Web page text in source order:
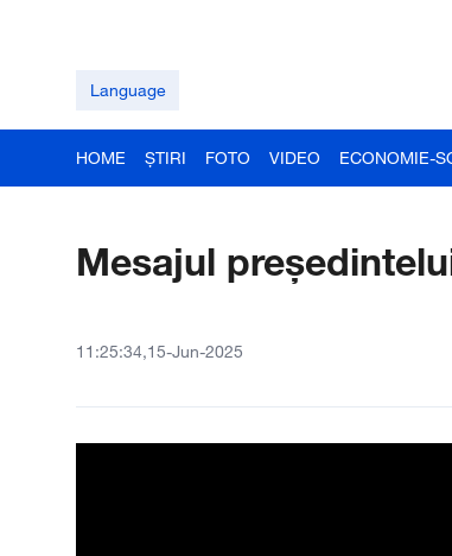
Language
HOME ȘTIRI FOTO VIDEO ECONOMIE-
Mesajul
11:25:34,15-Jun-2025